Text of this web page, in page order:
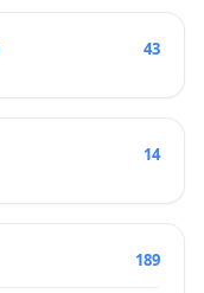
43
14
189